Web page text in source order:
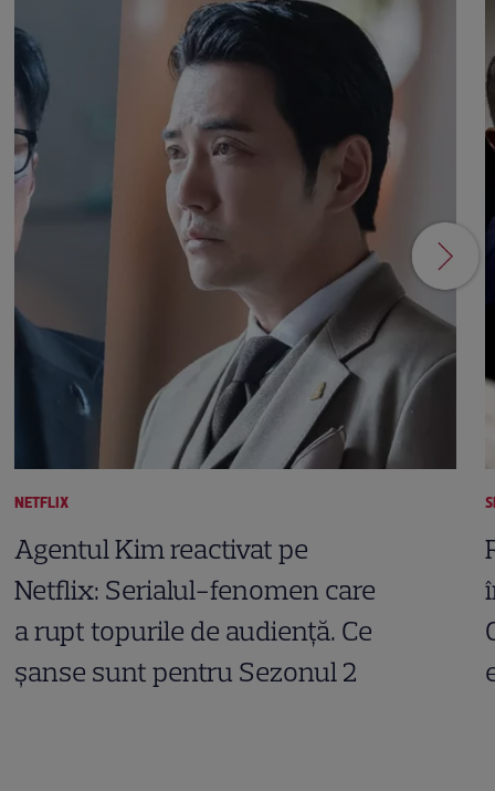
NETFLIX
Agentul Kim reactivat pe
Netflix: Serialul-fenomen care
a rupt topurile de audiență. Ce
șanse sunt pentru Sezonul 2